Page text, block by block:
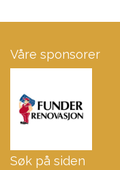
Våre sponsorer
Søk på siden